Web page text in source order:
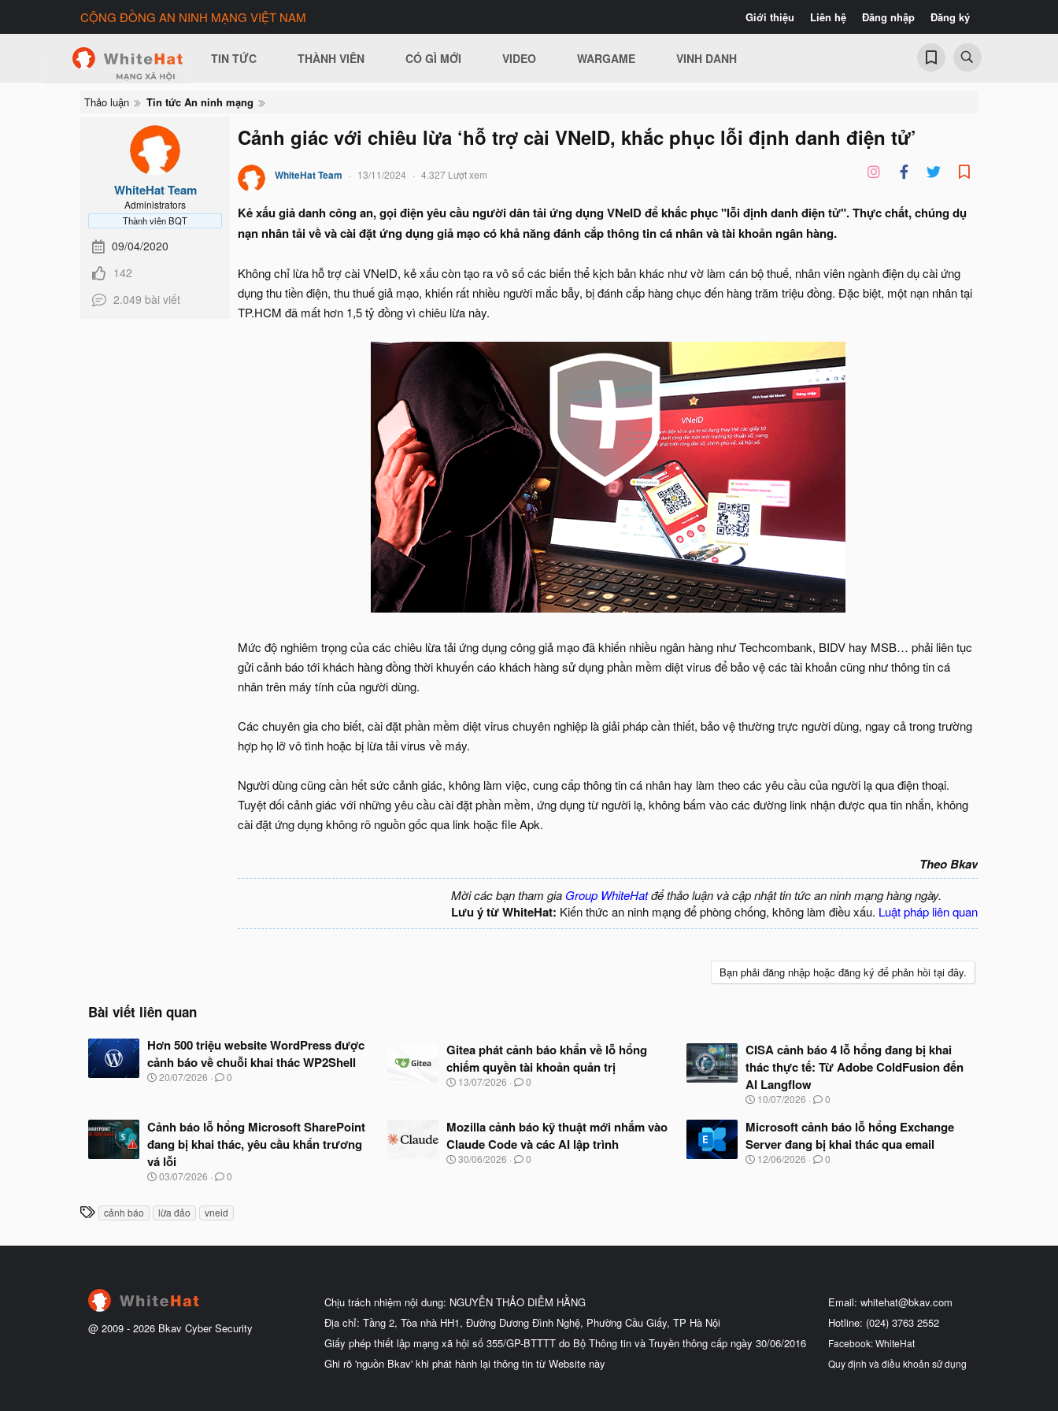
Giới thiệu Liên hệ Đăng nhập Đăng ký
CỘNG ĐỒNG AN NINH MẠNG VIỆT NAM
TIN TỨC THÀNH VIÊN CÓ GÌ MỚI VIDEO WARGAME VINH DANH
Thảo luận Tin tức An ninh mạng
WhiteHat Team
Administrators
Thành viên BQT
09/04/2020
142
2.049 bài viết
Cảnh giác với chiêu lừa ‘hỗ trợ cài VNeID, khắc phục lỗi định danh điện tử’
WhiteHat Team 13/11/2024 4.327 Lượt xem
Kẻ xấu giả danh công an, gọi điện yêu cầu người dân tải ứng dụng VNeID để khắc phục "lỗi định danh điện tử". Thực chất, chúng dụ
nạn nhân tải về và cài đặt ứng dụng giả mạo có khả năng đánh cắp thông tin cá nhân và tài khoản ngân hàng.
Không chỉ lừa hỗ trợ cài VNeID, kẻ xấu còn tạo ra vô số các biến thể kịch bản khác như vờ làm cán bộ thuế, nhân viên ngành điện dụ cài ứng
dụng thu tiền điện, thu thuế giả mạo, khiến rất nhiều người mắc bẫy, bị đánh cắp hàng chục đến hàng trăm triệu đồng. Đặc biệt, một nạn nhân tại
TP.HCM đã mất hơn 1,5 tỷ đồng vì chiêu lừa này.
Mức độ nghiêm trọng của các chiêu lừa tải ứng dụng công giả mạo đã khiến nhiều ngân hàng như Techcombank, BIDV hay MSB… phải liên tục
gửi cảnh báo tới khách hàng đồng thời khuyến cáo khách hàng sử dụng phần mềm diệt virus để bảo vệ các tài khoản cũng như thông tin cá
nhân trên máy tính của người dùng.
Các chuyên gia cho biết, cài đặt phần mềm diệt virus chuyên nghiệp là giải pháp cần thiết, bảo vệ thường trực người dùng, ngay cả trong trường
hợp họ lỡ vô tình hoặc bị lừa tải virus về máy.
Người dùng cũng cần hết sức cảnh giác, không làm việc, cung cấp thông tin cá nhân hay làm theo các yêu cầu của người lạ qua điện thoại.
Tuyệt đối cảnh giác với những yêu cầu cài đặt phần mềm, ứng dụng từ người lạ, không bấm vào các đường link nhận được qua tin nhắn, không
cài đặt ứng dụng không rõ nguồn gốc qua link hoặc file Apk.
Theo Bkav
Mời các bạn tham gia Group WhiteHatđể thảo luận và cập nhật tin tức an ninh mạng hàng ngày.
Lưu ý từ WhiteHat: Kiến thức an ninh mạng để phòng chống, không làm điều xấu. Luật pháp liên quan
Bạn phải đăng nhập hoặc đăng ký để phản hồi tại đây.
Bài viết liên quan
Hơn 500 triệu website WordPress được
cảnh báo về chuỗi khai thác WP2Shell
N
b
t
đ
ầ
20/07/2026 0
Gitea phát cảnh báo khẩn về lỗ hổng
chiếm quyền tài khoản quản trị
N
b
ắ
t
13/07/2026 0
CISA cảnh báo 4 lỗ hổng đang bị khai
thác thực tế: Từ Adobe ColdFusion đến
AI Langflow
N
à
y
b
ắ
10/07/2026 0
Cảnh báo lỗ hổng Microsoft SharePoint
đang bị khai thác, yêu cầu khẩn trương
vá lỗi
N
y
03/07/2026 0
Mozilla cảnh báo kỹ thuật mới nhắm vào
Claude Code và các AI lập trình
N
đ
30/06/2026 0
Microsoft cảnh báo lỗ hổng Exchange
Server đang bị khai thác qua email
N
đ
12/06/2026 0
T
ẻ
cảnh báo lừa đảo vneid
@ 2009 - 2026 Bkav Cyber Security
Chịu trách nhiệm nội dung: NGUYỄN THẢO DIỄM HẰNG
Địa chỉ: Tầng 2, Tòa nhà HH1, Đường Dương Đình Nghệ, Phường Cầu Giấy, TP Hà Nội
Giấy phép thiết lập mạng xã hội số 355/GP-BTTTT do Bộ Thông tin và Truyền thông cấp ngày 30/06/2016
Ghi rõ 'nguồn Bkav' khi phát hành lại thông tin từ Website này
Email: whitehat@bkav.com
Hotline: (024) 3763 2552
Facebook: WhiteHat
Quy định và điều khoản sử dụng